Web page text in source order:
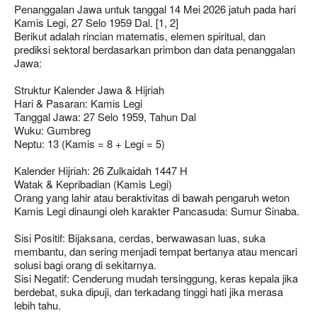
Penanggalan Jawa untuk tanggal 14 Mei 2026 jatuh pada hari
Kamis Legi, 27 Selo 1959 Dal. [1, 2]
Berikut adalah rincian matematis, elemen spiritual, dan
prediksi sektoral berdasarkan primbon dan data penanggalan
Jawa:
Struktur Kalender Jawa & Hijriah
Hari & Pasaran: Kamis Legi
Tanggal Jawa: 27 Selo 1959, Tahun Dal
Wuku: Gumbreg
Neptu: 13 (Kamis = 8 + Legi = 5)
Kalender Hijriah: 26 Zulkaidah 1447 H
Watak & Kepribadian (Kamis Legi)
Orang yang lahir atau beraktivitas di bawah pengaruh weton
Kamis Legi dinaungi oleh karakter Pancasuda: Sumur Sinaba.
Sisi Positif: Bijaksana, cerdas, berwawasan luas, suka
membantu, dan sering menjadi tempat bertanya atau mencari
solusi bagi orang di sekitarnya.
Sisi Negatif: Cenderung mudah tersinggung, keras kepala jika
berdebat, suka dipuji, dan terkadang tinggi hati jika merasa
lebih tahu.